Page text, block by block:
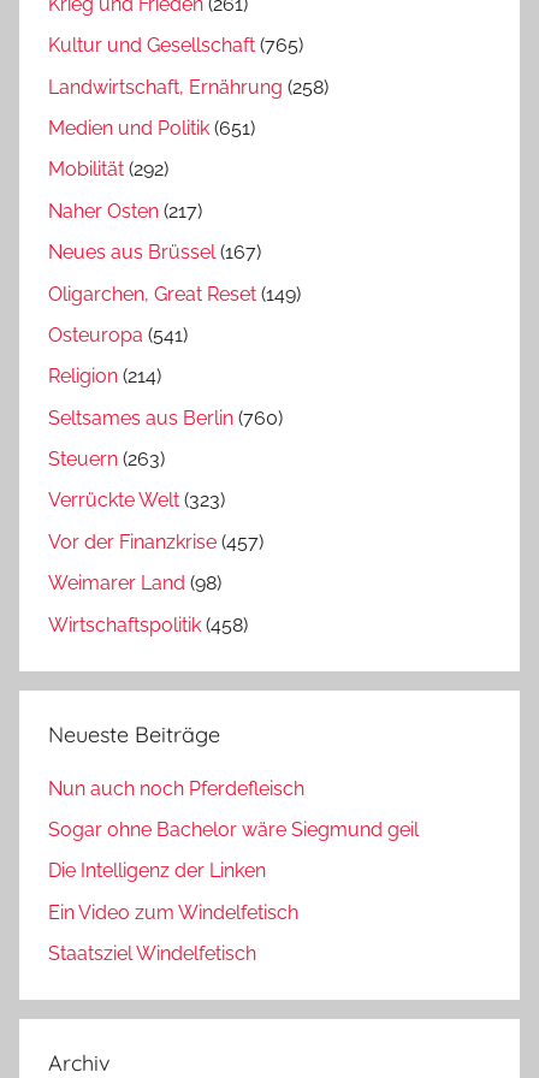
Kultur und Gesellschaft (765)
Landwirtschaft, Ernährung (258)
Medien und Politik (651)
Mobilität (292)
Naher Osten (217)
Neues aus Brüssel(167)
Oligarchen, Great Reset (149)
Osteuropa (541)
Religion (214)
Seltsames aus Berlin (760)
Steuern (263)
Verrückte Welt (323)
Vor der Finanzkrise (457)
Weimarer Land (98)
Wirtschaftspolitik (458)
Neueste Beiträge
Nun auch noch Pferdefleisch
Sogar ohne Bachelor wäre Siegmund geil
Die Intelligenz der Linken
Ein Video zum Windelfetisch
Staatsziel Windelfetisch
Archiv